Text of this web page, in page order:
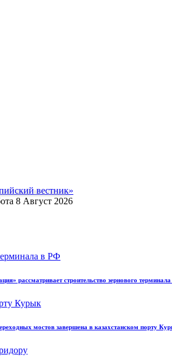
вестник»
8 Август 2026
рассматривает строительство зернового
мостов завершена в казахстанском порту